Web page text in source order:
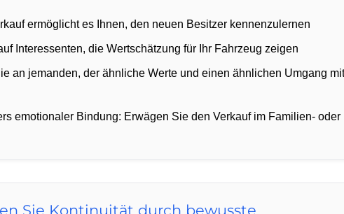
ermöglicht es Ihnen, den neuen Besitzer kennenzulernen
Interessenten, die Wertschätzung für Ihr Fahrzeug zeigen
an jemanden, der ähnliche Werte und einen ähnlichen Umgang
emotionaler Bindung: Erwägen Sie den Verkauf im Familien-
Sie Kontinuität durch bewusste